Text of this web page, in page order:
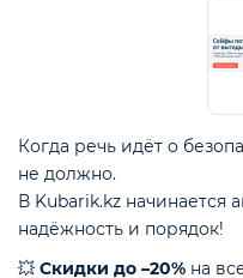
Когда речь идёт о
не должно.
В Kubarik.kz начинается
надёжность и порядок!
💥 Скидки до –20% на